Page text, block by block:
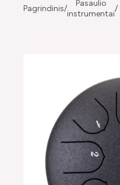
Pagrindinis
Pasaulio
instrumentai